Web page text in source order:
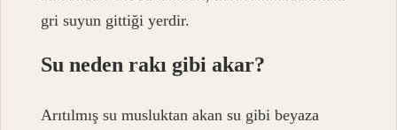
gri suyun gittiği yerdir.
Su neden rakı gibi akar?
Arıtılmış su musluktan akan su gibi beyaza